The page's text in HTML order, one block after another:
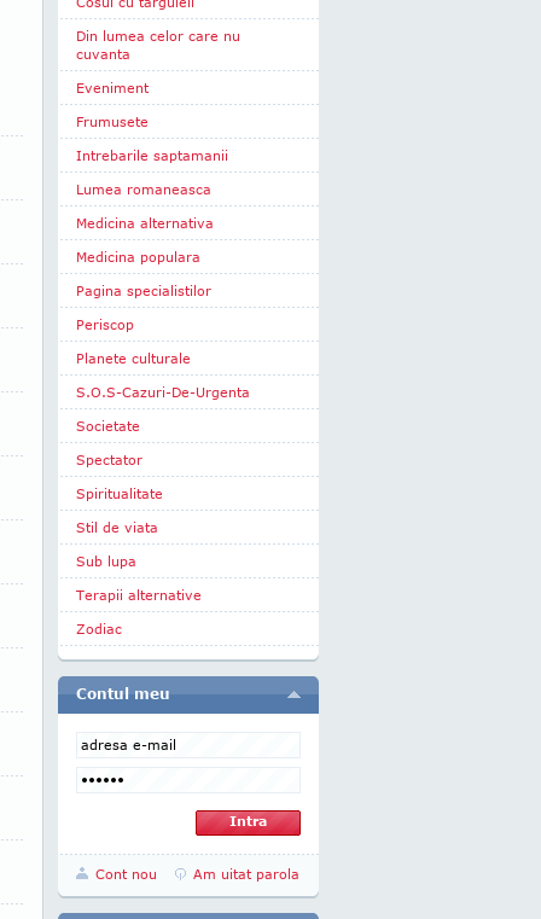
Din lumea celor care nu
cuvanta
Eveniment
Frumusete
Intrebarile saptamanii
Lumea romaneasca
Medicina alternativa
Medicina populara
Pagina specialistilor
Periscop
Planete culturale
S.O.S-Cazuri-De-Urgenta
Societate
Spectator
Spiritualitate
Stil de viata
Sub lupa
Terapii alternative
Zodiac
Contul meu
Cont nou Am uitat parola